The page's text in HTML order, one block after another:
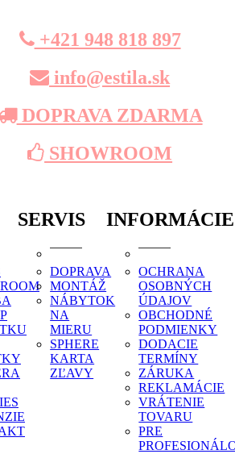
+421 948 818 897
info@estila.sk
DOPRAVA ZDARMA
SHOWROOM
SERVIS
DOPRAVA
MONTÁŽ
NÁBYTOK
NA
MIERU
SPHERE
KARTA
ZĽAVY
INFORMÁCIE
OCHRANA
OSOBNÝCH
ÚDAJOV
OBCHODNÉ
PODMIENKY
DODACIE
TERMÍNY
ZÁRUKA
REKLAMÁCIE
VRÁTENIE
TOVARU
PRE